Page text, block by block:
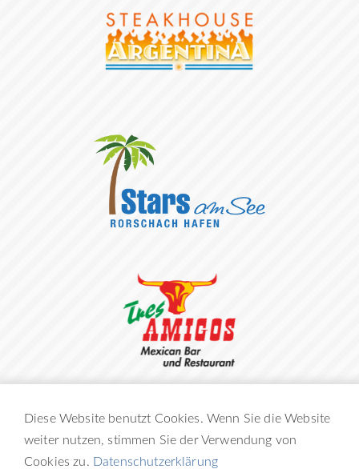
Diese Website benutzt Cookies. Wenn Sie die Website
weiter nutzen, stimmen Sie der Verwendung von
Cookies zu. Datenschutzerklärung